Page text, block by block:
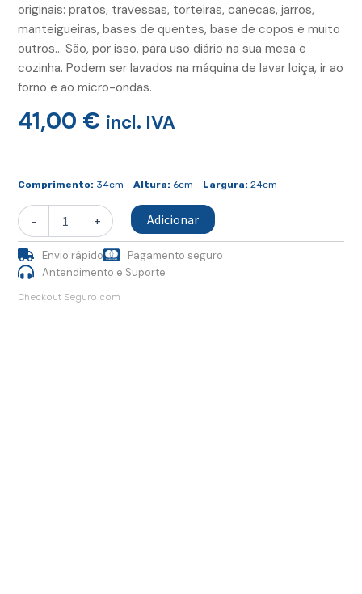
originais: pratos, travessas, torteiras, canecas, jarros,
manteigueiras, bases de quentes, base de copos e muito
outros… São, por isso, para uso diário na sua mesa e
cozinha. Podem ser lavados na máquina de lavar loiça, ir ao
forno e ao micro-ondas.
41,00 € incl. IVA
Comprimento: 34cm Altura: 6cm Largura: 24cm
-
Travessa
+ Adicionar
Envio rápido
Pagamento seguro
Antendimento e Suporte
Checkout Seguro com